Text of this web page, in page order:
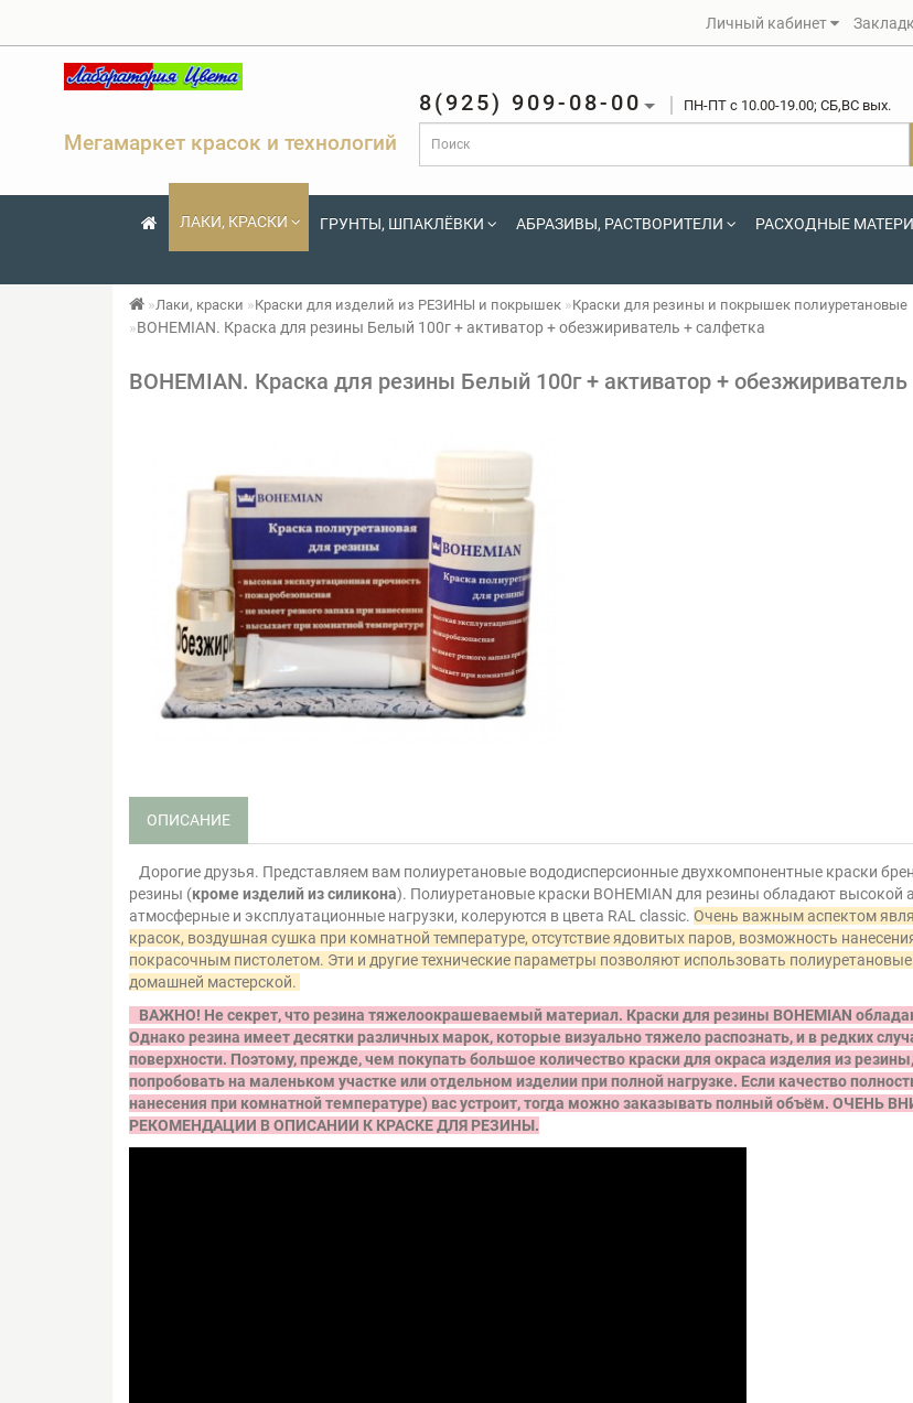
Личный кабинет
Мегамаркет красок и технологий
8(925) 909-08-00 ПН-ПТ c 10.00-19.00; СБ,ВС вых.
ЛАКИ, КРАСКИ ГРУНТЫ, ШПАКЛЁВКИ АБРАЗИВЫ, РАСТВОРИТЕЛИ РАСХОДНЫЕ
Лаки, краски Краски для изделий из РЕЗИНЫ и покрышек Краски для резины и покрышек полиуретановые
BOHEMIAN. Краска для резины Белый 100г + активатор + обезжириватель + салфетка
BOHEMIAN. Краска для резины Белый 100г + активатор +
ОПИСАНИЕ
Дорогие друзья. Представляем вам полиуретановые вододисперсионные двухкомпонентные краски
резины (кроме изделий из силикона). Полиуретановые краски BOHEMIAN для резины обладают высокой
атмосферные и эксплуатационные нагрузки, колеруются в цвета RAL classic. Очень важным аспектом
красок, воздушная сушка при комнатной температуре, отсутствие ядовитых паров, возможность
покрасочным пистолетом. Эти и другие технические параметры позволяют использовать
домашней мастерской.
ВАЖНО! Не секрет, что резина тяжелоокрашеваемый материал. Краски для резины BOHEMIAN
Однако резина имеет десятки различных марок, которые визуально тяжело распознать, и в редких
поверхности. Поэтому, прежде, чем покупать большое количество краски для окраса изделия из
попробовать на маленьком участке или отдельном изделии при полной нагрузке. Если качество
нанесения при комнатной температуре) вас устроит, тогда можно заказывать полный объём.
РЕКОМЕНДАЦИИ В ОПИСАНИИ К КРАСКЕ ДЛЯ РЕЗИНЫ.